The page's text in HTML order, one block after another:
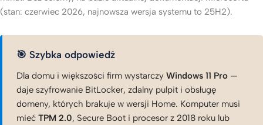
(stan: czerwiec 2026, najnowsza wersja systemu to 25H2).
🎯 Szybka odpowiedź
Dla domu i większości firm wystarczy Windows 11 Pro —
daje szyfrowanie BitLocker, zdalny pulpit i obsługę
domeny, których brakuje w wersji Home. Komputer musi
mieć TPM 2.0, Secure Boot i procesor z 2018 roku lub